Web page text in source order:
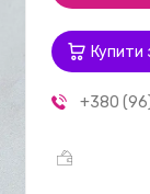
Купити
+380